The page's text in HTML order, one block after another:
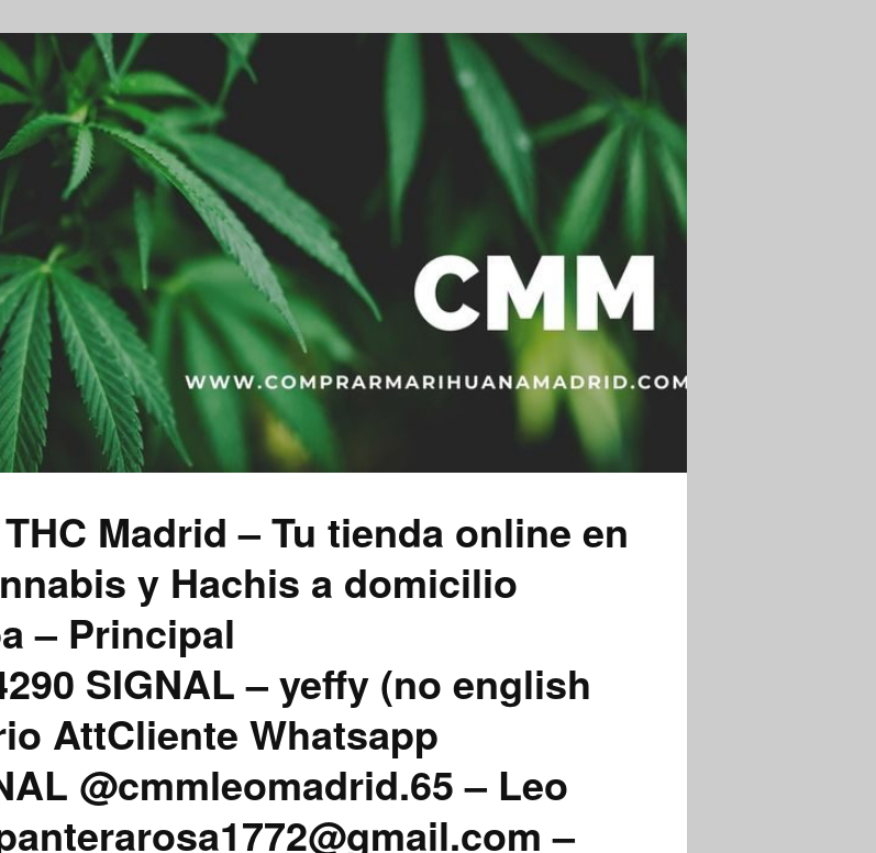
Madrid – Tu tienda online en
y Hachis a domicilio
– Principal
SIGNAL – yeffy (no english
AttCliente Whatsapp
@cmmleomadrid.65 – Leo
–